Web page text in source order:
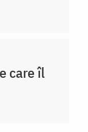
care îl